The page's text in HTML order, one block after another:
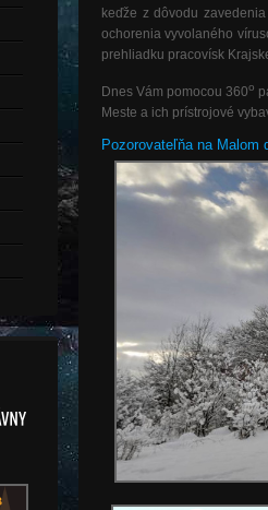
keďže z dôvodu
ochorenia vyvolaného
prehliadku pracovísk
Dnes Vám pomocou 360o
Meste a ich prístrojové
Pozorovateľňa na Malom